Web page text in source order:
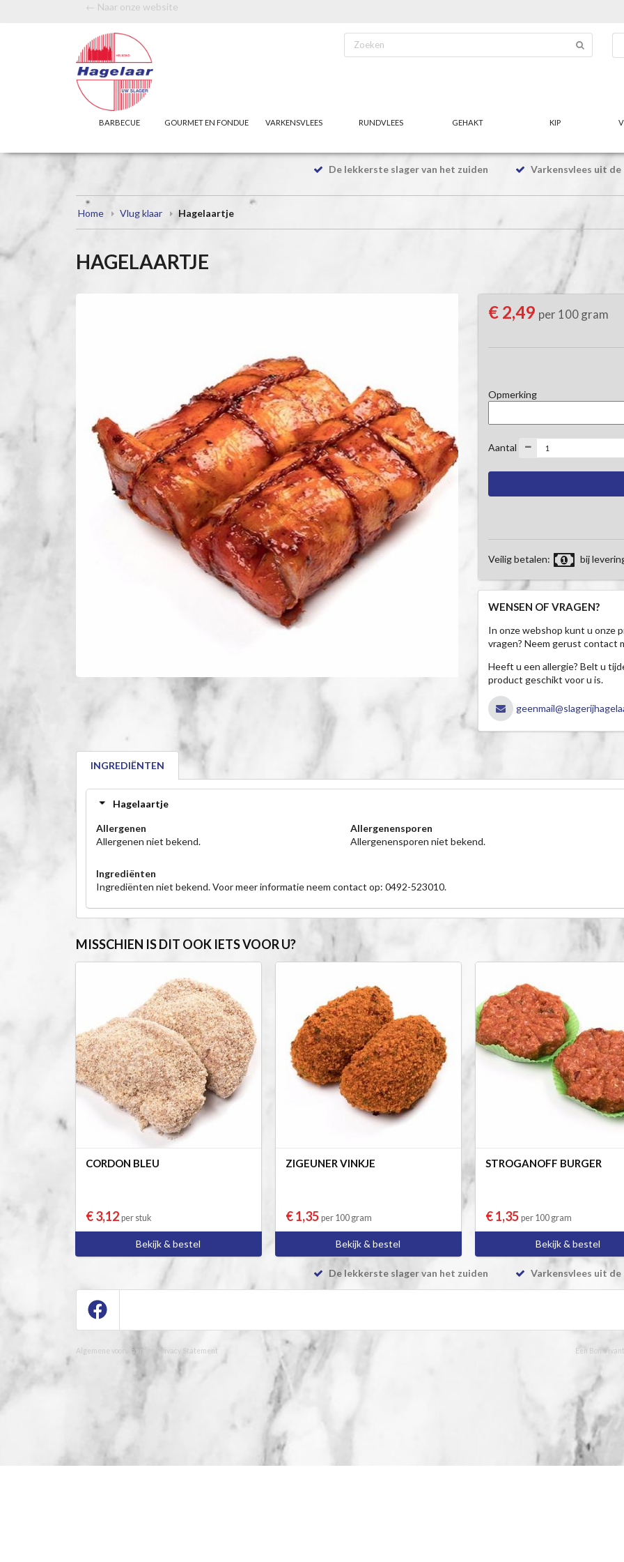
← Naar onze website
BARBECUE GOURMET EN FONDUE VARKENSVLEES RUNDVLEES GEHAKT KIP
De lekkerste slager van het zuiden Varkensvlees uit de
Home Vlug klaar Hagelaartje
HAGELAARTJE
€ 2,49 per 100 gram
Opmerking
Aantal
Veilig betalen: bij
WENSEN OF VRAGEN?
In onze webshop kunt u onze
vragen? Neem gerust contact
Heeft u een allergie? Belt u
product geschikt voor u is.
INGREDIËNTEN
Hagelaartje
Allergenen
Allergenen niet bekend.
Allergenensporen
Allergenensporen niet bekend.
Ingrediënten
Ingrediënten niet bekend. Voor meer informatie neem contact op: 0492-523010.
MISSCHIEN IS DIT OOK IETS VOOR U?
CORDON BLEU
€ 3,12 per stuk
Bekijk & bestel
ZIGEUNER VINKJE
€ 1,35 per 100 gram
Bekijk & bestel
STROGANOFF BURGER
€ 1,35 per 100 gram
Bekijk & bestel
De lekkerste slager van het zuiden Varkensvlees uit de
Algemene voorwaarden Privacy Statement Een Bon